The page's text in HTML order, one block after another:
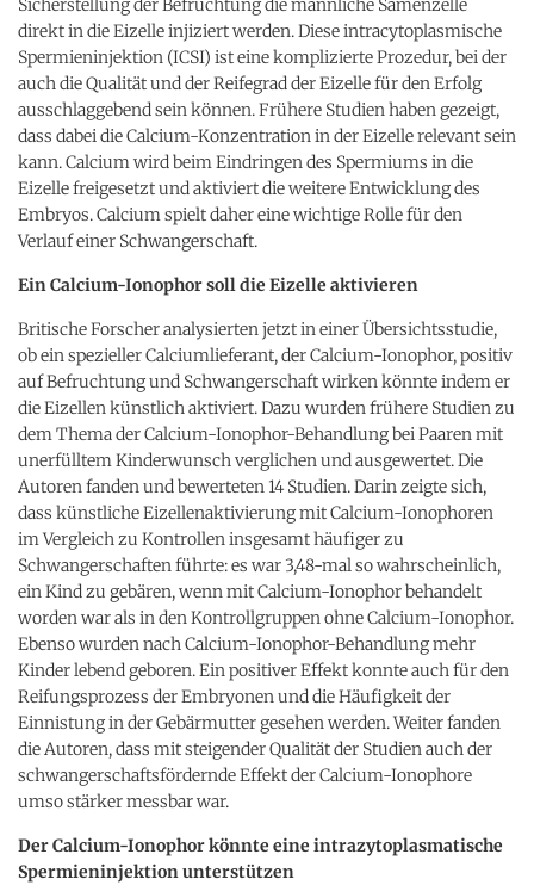
Sicherstellung der Befruchtung die männliche Samenzelle
direkt in die Eizelle injiziert werden. Diese intracytoplasmische
Spermieninjektion (ICSI) ist eine komplizierte Prozedur, bei der
auch die Qualität und der Reifegrad der Eizelle für den Erfolg
ausschlaggebend sein können. Frühere Studien haben gezeigt,
dass dabei die Calcium-Konzentration in der Eizelle relevant sein
kann. Calcium wird beim Eindringen des Spermiums in die
Eizelle freigesetzt und aktiviert die weitere Entwicklung des
Embryos. Calcium spielt daher eine wichtige Rolle für den
Verlauf einer Schwangerschaft.
Ein Calcium-Ionophor soll die Eizelle aktivieren
Britische Forscher analysierten jetzt in einer Übersichtsstudie,
ob ein spezieller Calciumlieferant, der Calcium-Ionophor, positiv
auf Befruchtung und Schwangerschaft wirken könnte indem er
die Eizellen künstlich aktiviert. Dazu wurden frühere Studien zu
dem Thema der Calcium-Ionophor-Behandlung bei Paaren mit
unerfülltem Kinderwunsch verglichen und ausgewertet. Die
Autoren fanden und bewerteten 14 Studien. Darin zeigte sich,
dass künstliche Eizellenaktivierung mit Calcium-Ionophoren
im Vergleich zu Kontrollen insgesamt häufiger zu
Schwangerschaften führte: es war 3,48-mal so wahrscheinlich,
ein Kind zu gebären, wenn mit Calcium-Ionophor behandelt
worden war als in den Kontrollgruppen ohne Calcium-Ionophor.
Ebenso wurden nach Calcium-Ionophor-Behandlung mehr
Kinder lebend geboren. Ein positiver Effekt konnte auch für den
Reifungsprozess der Embryonen und die Häufigkeit der
Einnistung in der Gebärmutter gesehen werden. Weiter fanden
die Autoren, dass mit steigender Qualität der Studien auch der
schwangerschaftsfördernde Effekt der Calcium-Ionophore
umso stärker messbar war.
Der Calcium-Ionophor könnte eine intrazytoplasmatische
Spermieninjektion unterstützen